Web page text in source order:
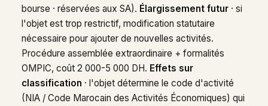
bourse · réservées aux SA). Élargissement futur · si
l'objet est trop restrictif, modification statutaire
nécessaire pour ajouter de nouvelles activités.
Procédure assemblée extraordinaire + formalités
OMPIC, coût 2 000-5 000 DH. Effets sur
classification · l'objet détermine le code d'activité
(NIA / Code Marocain des Activités Économiques) qui